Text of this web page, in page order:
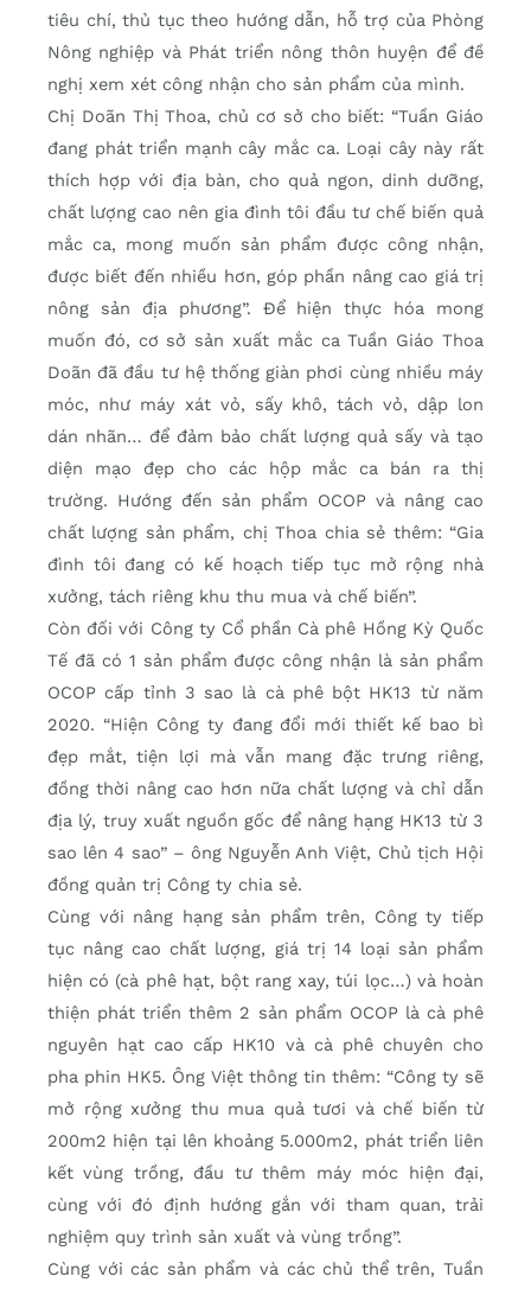
tiêu chí, thủ tục theo hướng dẫn, hỗ trợ của Phòng
Nông nghiệp và Phát triển nông thôn huyện để đề
nghị xem xét công nhận cho sản phẩm của mình.
Chị Doãn Thị Thoa, chủ cơ sở cho biết: “Tuần Giáo
đang phát triển mạnh cây mắc ca. Loại cây này rất
thích hợp với địa bàn, cho quả ngon, dinh dưỡng,
chất lượng cao nên gia đình tôi đầu tư chế biến quả
mắc ca, mong muốn sản phẩm được công nhận,
được biết đến nhiều hơn, góp phần nâng cao giá trị
nông sản địa phương”. Ðể hiện thực hóa mong
muốn đó, cơ sở sản xuất mắc ca Tuần Giáo Thoa
Doãn đã đầu tư hệ thống giàn phơi cùng nhiều máy
móc, như máy xát vỏ, sấy khô, tách vỏ, dập lon
dán nhãn… để đảm bảo chất lượng quả sấy và tạo
diện mạo đẹp cho các hộp mắc ca bán ra thị
trường. Hướng đến sản phẩm OCOP và nâng cao
chất lượng sản phẩm, chị Thoa chia sẻ thêm: “Gia
đình tôi đang có kế hoạch tiếp tục mở rộng nhà
xưởng, tách riêng khu thu mua và chế biến”.
Còn đối với Công ty Cổ phần Cà phê Hồng Kỳ Quốc
Tế đã có 1 sản phẩm được công nhận là sản phẩm
OCOP cấp tỉnh 3 sao là cà phê bột HK13 từ năm
2020. “Hiện Công ty đang đổi mới thiết kế bao bì
đẹp mắt, tiện lợi mà vẫn mang đặc trưng riêng,
đồng thời nâng cao hơn nữa chất lượng và chỉ dẫn
địa lý, truy xuất nguồn gốc để nâng hạng HK13 từ 3
sao lên 4 sao” – ông Nguyễn Anh Việt, Chủ tịch Hội
đồng quản trị Công ty chia sẻ.
Cùng với nâng hạng sản phẩm trên, Công ty tiếp
tục nâng cao chất lượng, giá trị 14 loại sản phẩm
hiện có (cà phê hạt, bột rang xay, túi lọc…) và hoàn
thiện phát triển thêm 2 sản phẩm OCOP là cà phê
nguyên hạt cao cấp HK10 và cà phê chuyên cho
pha phin HK5. Ông Việt thông tin thêm: “Công ty sẽ
mở rộng xưởng thu mua quả tươi và chế biến từ
200m2 hiện tại lên khoảng 5.000m2, phát triển liên
kết vùng trồng, đầu tư thêm máy móc hiện đại,
cùng với đó định hướng gắn với tham quan, trải
nghiệm quy trình sản xuất và vùng trồng”.
Cùng với các sản phẩm và các chủ thể trên, Tuần